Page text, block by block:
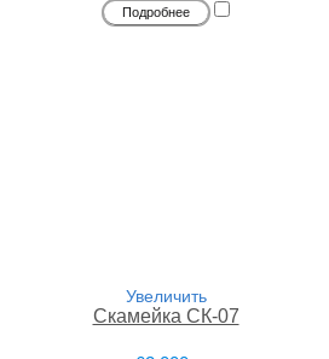
Подробнее
Увеличить
Скамейка СК-07